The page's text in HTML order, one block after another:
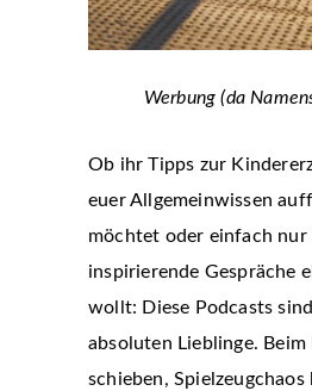
Werbung (da
Ob ihr Tipps zur
euer Allgemeinwissen
möchtet oder einfach nur
inspirierende Gespräche
wollt: Diese Podcasts
absoluten Lieblinge. Beim
schieben, Spielzeugchaos